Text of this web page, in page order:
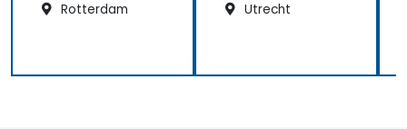
Rotterdam
Utrecht